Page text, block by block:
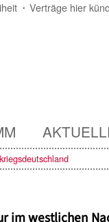
Verträge hier
im westlichen